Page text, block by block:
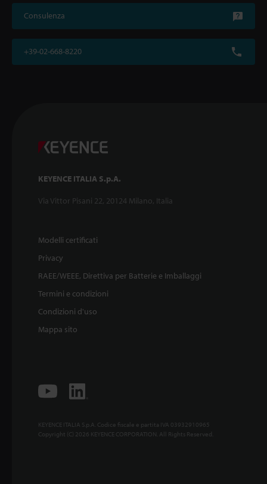
Consulenza
+39-02-668-8220
KEYENCE ITALIA S.p.A.
Via Vittor Pisani 22, 20124 Milano, Italia
Modelli certificati
Privacy
RAEE/WEEE, Direttiva per Batterie e Imballaggi
Termini e condizioni
Condizioni d'uso
Mappa sito
KEYENCE ITALIA S.p.A. Codice fiscale e partita IVA 03932910965
Copyright (C) 2026 KEYENCE CORPORATION. All Rights Reserved.